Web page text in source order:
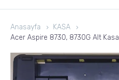
Anasayfa
KASA
Acer Aspire 8730, 8730G Alt Kasa